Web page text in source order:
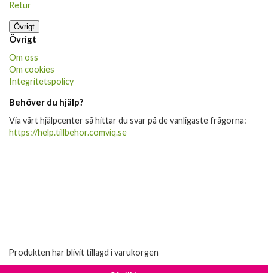
Retur
Övrigt
Övrigt
Om oss
Om cookies
Integritetspolicy
Behöver du hjälp?
Via vårt hjälpcenter så hittar du svar på de vanligaste frågorna:
https://help.tillbehor.comviq.se
Produkten har blivit tillagd i varukorgen